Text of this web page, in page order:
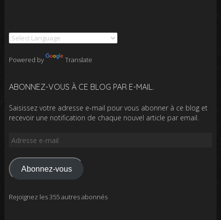
Powered by Translate
ABONNEZ-VOUS À CE BLOG PAR E-MAIL.
Saisissez votre adresse e-mail pour vous abonner à ce blog et
recevoir une notification de chaque nouvel article par email.
Adresse
mail
Abonnez-vous
Rejoignez les 355 autres abonnés